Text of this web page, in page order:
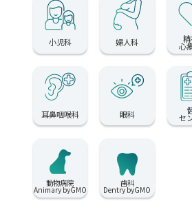
小児科 婦人科 心
耳鼻咽喉科 眼科 セ
動物病院
Animary byGMO
歯科
Dentry byGMO